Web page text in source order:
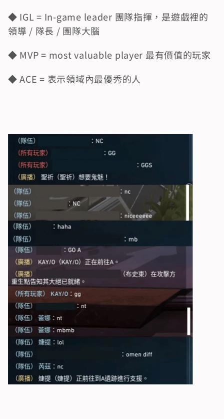
◆ IGL = In-game leader 團隊指揮，是遊戲裡的
領導 / 隊長 / 團隊大腦
◆ MVP = most valuable player 最有價值的玩家
◆ ACE = 表示領域內最優秀的人